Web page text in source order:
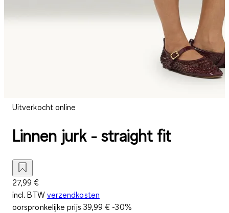
Uitverkocht online
Linnen jurk - straight fit
27,99 €
incl. BTW verzendkosten
oorspronkelijke prijs 39,99 € -30%